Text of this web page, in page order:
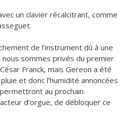
un clavier récalcitrant, comme
de l’instrument dû à une
sommes privés du premier
Franck, mais Gereon a été
et donc l’humidité annoncées
au prochain
d’orgue, de débloquer ce